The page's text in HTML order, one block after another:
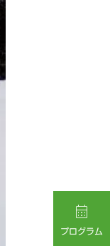

プログラム